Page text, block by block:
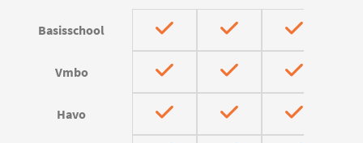
Basisschool
Vmbo
Havo